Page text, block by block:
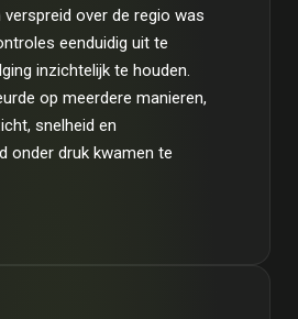
over de regio was
eenduidig uit te
inzichtelijk te houden.
op meerdere manieren,
snelheid en
onder druk kwamen te